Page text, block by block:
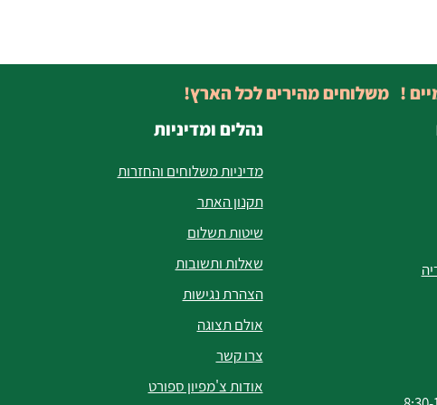
נהלים ומדיניות
מדיניות משלוחים והחזרות
תקנון האתר
שיטות תשלום
שאלות ותשובות
הצהרת נגישות
אולם תצוגה
צרו קשר
אודות צ'מפיון ספורט
! משלוחים מהירים לכל הארץ!